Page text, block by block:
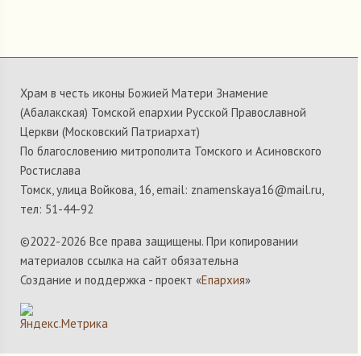
Храм в честь иконы Божией Матери Знамение
(Абалакская) Томской епархии Русской Православной
Церкви (Московский Патриархат)
По благословению митрополита Томского и Асиновского
Ростислава
Томск, улица Войкова, 16, email: znamenskaya16@mail.ru,
тел: 51-44-92
©2022-2026 Все права защищены. При копировании
материалов ссылка на сайт обязательна
Создание и поддержка - проект «Епархия»